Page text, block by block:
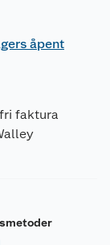
åpent
faktura